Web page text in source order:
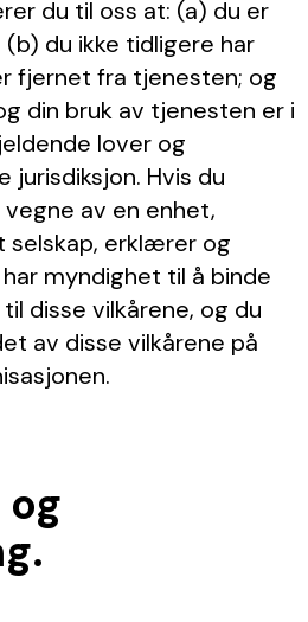
du til oss at: (a) du er
(b) du ikke tidligere har
fjernet fra tjenesten; og
din bruk av tjenesten er i
lover og
jurisdiksjon. Hvis du
av en enhet,
selskap, erklærer og
myndighet til å binde
disse vilkårene, og du
av disse vilkårene på